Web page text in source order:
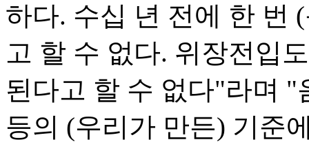
하다. 수십 년 전에 한 번
고 할 수 없다. 위장전입
된다고 할 수 없다"라며
등의 (우리가 만든) 기준